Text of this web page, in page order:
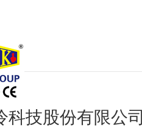
技股份有限公司